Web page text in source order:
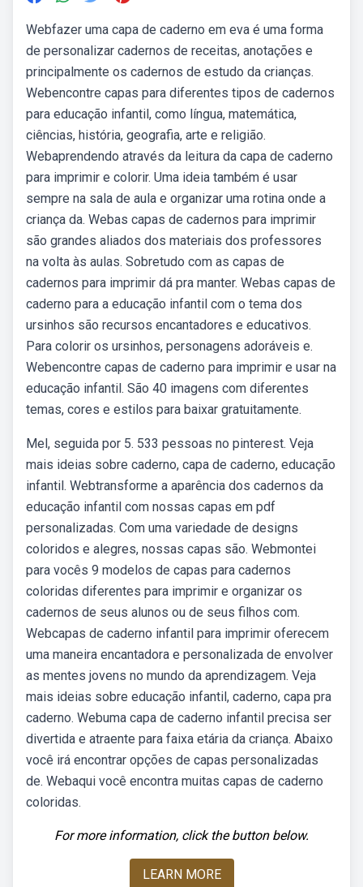
Webfazer uma capa de caderno em eva é uma forma
de personalizar cadernos de receitas, anotações e
principalmente os cadernos de estudo da crianças.
Webencontre capas para diferentes tipos de cadernos
para educação infantil, como língua, matemática,
ciências, história, geografia, arte e religião.
Webaprendendo através da leitura da capa de caderno
para imprimir e colorir. Uma ideia também é usar
sempre na sala de aula e organizar uma rotina onde a
criança da. Webas capas de cadernos para imprimir
são grandes aliados dos materiais dos professores
na volta às aulas. Sobretudo com as capas de
cadernos para imprimir dá pra manter. Webas capas de
caderno para a educação infantil com o tema dos
ursinhos são recursos encantadores e educativos.
Para colorir os ursinhos, personagens adoráveis e.
Webencontre capas de caderno para imprimir e usar na
educação infantil. São 40 imagens com diferentes
temas, cores e estilos para baixar gratuitamente.
Mel, seguida por 5. 533 pessoas no pinterest. Veja
mais ideias sobre caderno, capa de caderno, educação
infantil. Webtransforme a aparência dos cadernos da
educação infantil com nossas capas em pdf
personalizadas. Com uma variedade de designs
coloridos e alegres, nossas capas são. Webmontei
para vocês 9 modelos de capas para cadernos
coloridas diferentes para imprimir e organizar os
cadernos de seus alunos ou de seus filhos com.
Webcapas de caderno infantil para imprimir oferecem
uma maneira encantadora e personalizada de envolver
as mentes jovens no mundo da aprendizagem. Veja
mais ideias sobre educação infantil, caderno, capa pra
caderno. Webuma capa de caderno infantil precisa ser
divertida e atraente para faixa etária da criança. Abaixo
você irá encontrar opções de capas personalizadas
de. Webaqui você encontra muitas capas de caderno
coloridas.
For more information, click the button below.
LEARN MORE